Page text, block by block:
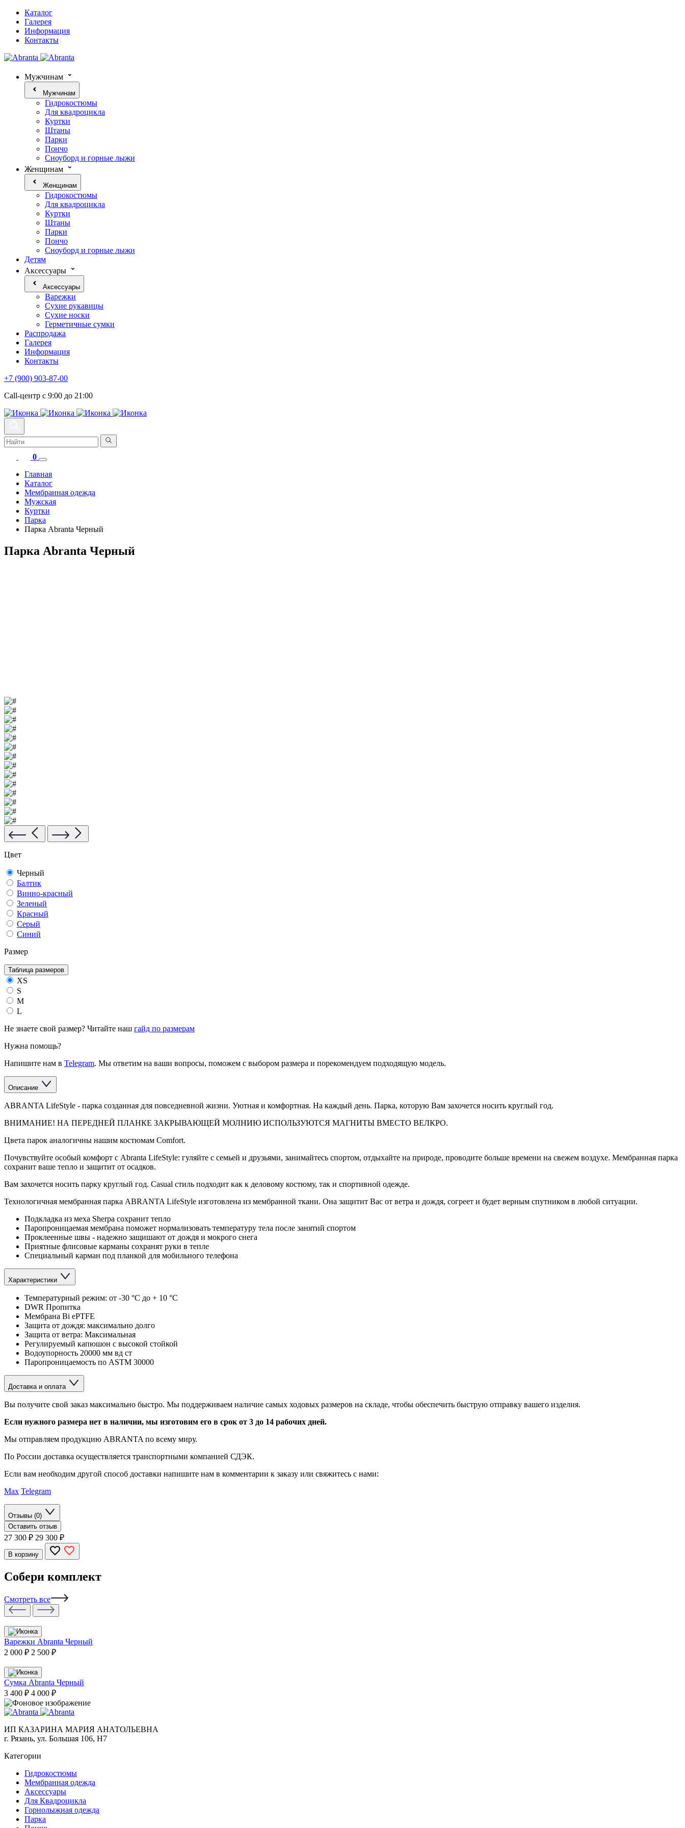
Каталог
Галерея
Информация
Контакты
Мужчинам
Мужчинам
Гидрокостюмы
Для квадроцикла
Куртки
Штаны
Парки
Пончо
Сноуборд и горные лыжи
Женщинам
Женщинам
Гидрокостюмы
Для квадроцикла
Куртки
Штаны
Парки
Пончо
Сноуборд и горные лыжи
Детям
Аксессуары
Аксессуары
Варежки
Сухие рукавицы
Сухие носки
Герметичные сумки
Распродажа
Галерея
Информация
Контакты
+7 (900) 903-87-00
Call-центр с 9:00 до 21:00
0
Главная
Каталог
Мембранная одежда
Мужская
Куртки
Парка
Парка Abranta Черный
Парка Abranta Черный
Цвет
Черный
Балтик
Винно-красный
Зеленый
Красный
Серый
Синий
Размер
Таблица размеров
XS
S
M
L
Не знаете свой размер? Читайте наш гайд по размерам
Нужна помощь?
Напишите нам в Telegram. Мы ответим на ваши вопросы, поможем с выбором размера и порекомендуем подходящую модель.
Описание
ABRANTA LifeStyle - парка созданная для повседневной жизни. Уютная и комфортная. На каждый день. Парка, которую Вам захочется носить круглый год.
ВНИМАНИЕ! НА ПЕРЕДНЕЙ ПЛАНКЕ ЗАКРЫВАЮЩЕЙ МОЛНИЮ ИСПОЛЬЗУЮТСЯ МАГНИТЫ ВМЕСТО ВЕЛКРО.
Цвета парок аналогичны нашим костюмам Comfort.
Почувствуйте особый комфорт с Abranta LifeStyle: гуляйте с семьей и друзьями, занимайтесь спортом, отдыхайте на природе, проводите больше времени на свежем воздухе. Мембранная парка
сохранит ваше тепло и защитит от осадков.
Вам захочется носить парку круглый год. Casual стиль подходит как к деловому костюму, так и спортивной одежде.
Технологичная мембранная парка ABRANTA LifeStyle изготовлена из мембранной ткани. Она защитит Вас от ветра и дождя, согреет и будет верным спутником в любой ситуации.
Подкладка из меха Sherpa сохранит тепло
Паропроницаемая мембрана поможет нормализовать температуру тела после занятий спортом
Проклеенные швы - надежно защишают от дождя и мокрого снега
Приятные флисовые карманы сохранят руки в тепле
Специальный карман под планкой для мобильного телефона
Характеристики
Температурный режим: от -30 °C до + 10 °C
DWR Пропитка
Мембрана Bi ePTFE
Защита от дождя: максимально долго
Защита от ветра: Максимальная
Регулируемый капюшон с высокой стойкой
Водоупорность 20000 мм вд ст
Паропроницаемость по ASTM 30000
Доставка и оплата
Вы получите свой заказ максимально быстро. Мы поддерживаем наличие самых ходовых размеров на складе, чтобы обеспечить быструю отправку вашего изделия.
Если нужного размера нет в наличии, мы изготовим его в срок от 3 до 14 рабочих дней.
Мы отправляем продукцию ABRANTA по всему миру.
По России доставка осуществляется транспортными компанией СДЭК.
Если вам необходим другой способ доставки напишите нам в комментарии к заказу или свяжитесь с нами:
Max Telegram
Отзывы (0)
Оставить отзыв
27 300 ₽ 29 300 ₽
В корзину
Собери комплект
Смотреть все
Варежки Abranta Черный
2 000 ₽ 2 500 ₽
Сумка Abranta Черный
3 400 ₽ 4 000 ₽
ИП КАЗАРИНА МАРИЯ АНАТОЛЬЕВНА
г. Рязань, ул. Большая 106, Н7
Категории
Гидрокостюмы
Мембранная одежда
Аксесcуары
Для Квадроцикла
Горнолыжная одежда
Парка